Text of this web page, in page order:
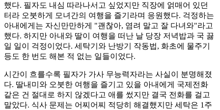
했다. 필자도 내심 따라나서고 싶었지만 직장에 얽매어 있던
터라 오붓하게 모녀간의 여행을 즐기라며 응원했다. 걱정하는
아내에게는 자신만만하게 "괜찮아, 염려 말고 잘 다녀와"라고
했다. 하지만 아내와 딸이 여행을 떠난 날 당장 저녁밥과 국 끓
일 일이 걱정이었다. 세탁기와 난방기 작동법, 화초에 물주기
등도 한 번도 해본 적 없는 일들이었다.
시간이 흐를수록 필자가 가사 무능력자라는 사실이 분명해졌
다. 딸내미와 오붓한 여행을 즐기고 있을 아내에게 국제전화
같은 건 절대로 하지 않겠다고 애를 썼지만 결국 전화를 걸고
말았다. 식사 문제는 어찌어찌 적당히 해결했지만 세탁은 1주